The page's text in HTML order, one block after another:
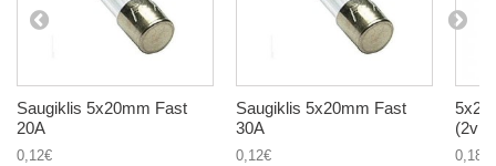
Saugiklis 5x20mm Fast
20A
0,12€
Saugiklis 5x20mm Fast
30A
0,12€ 0,18€